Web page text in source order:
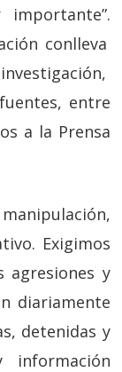
conlleva
entre
a la Prensa
Exigimos
agresiones y
diariamente
detenidas y
información